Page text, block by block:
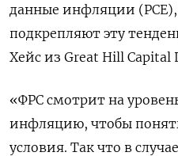
данные инфляции
подкрепляют эту
Хейс из Great Hill Capital
«ФРС смотрит на
инфляцию, чтобы
условия. Так что в